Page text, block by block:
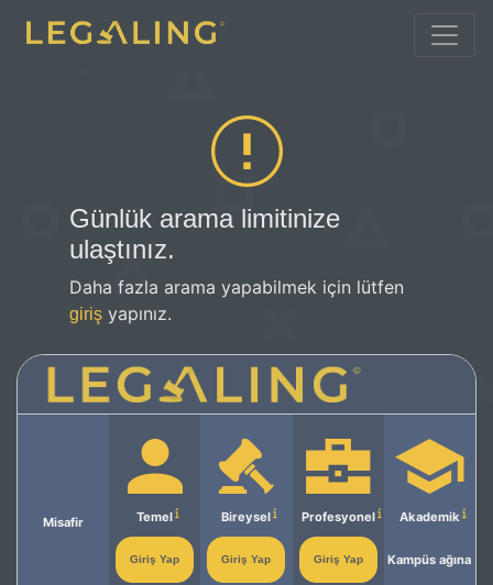
Günlük arama limitinize
ulaştınız.
Daha fazla arama yapabilmek için lütfen
giriş yapınız.
Misafir Temel
Giriş Yap
Bireysel
Giriş Yap
Profesyonel
Giriş Yap
Akademik
Kampüs ağına